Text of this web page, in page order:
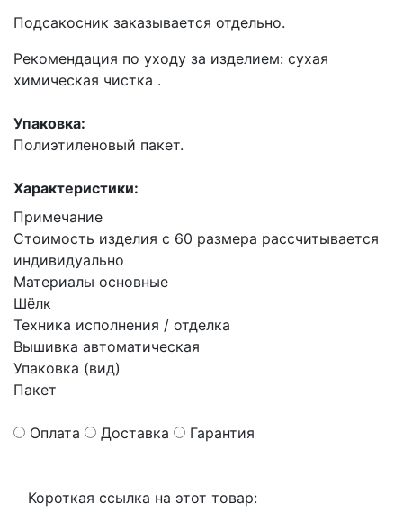
Подсакосник заказывается отдельно.
Рекомендация по уходу за изделием: сухая
химическая чистка .
Упаковка:
Полиэтиленовый пакет.
Характеристики:
Примечание
Стоимость изделия с 60 размера рассчитывается
индивидуально
Материалы основные
Шёлк
Техника исполнения / отделка
Вышивка автоматическая
Упаковка (вид)
Пакет
Оплата Доставка Гарантия
Короткая ссылка на этот товар: